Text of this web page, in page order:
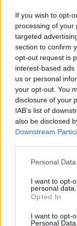
If you wish to opt-
processing of your
targeted
section to confirm
opt-out request is
interest-based
us or personal
your opt-out. You
disclosure of your
IAB’s list of
also be disclosed
Downstream
Personal
I want to opt-
personal data.
Opted In
I want to opt-
Personal Data.
Comentari:
Deseu el meu
aquest navegador
Captcha8 * 1 = ?